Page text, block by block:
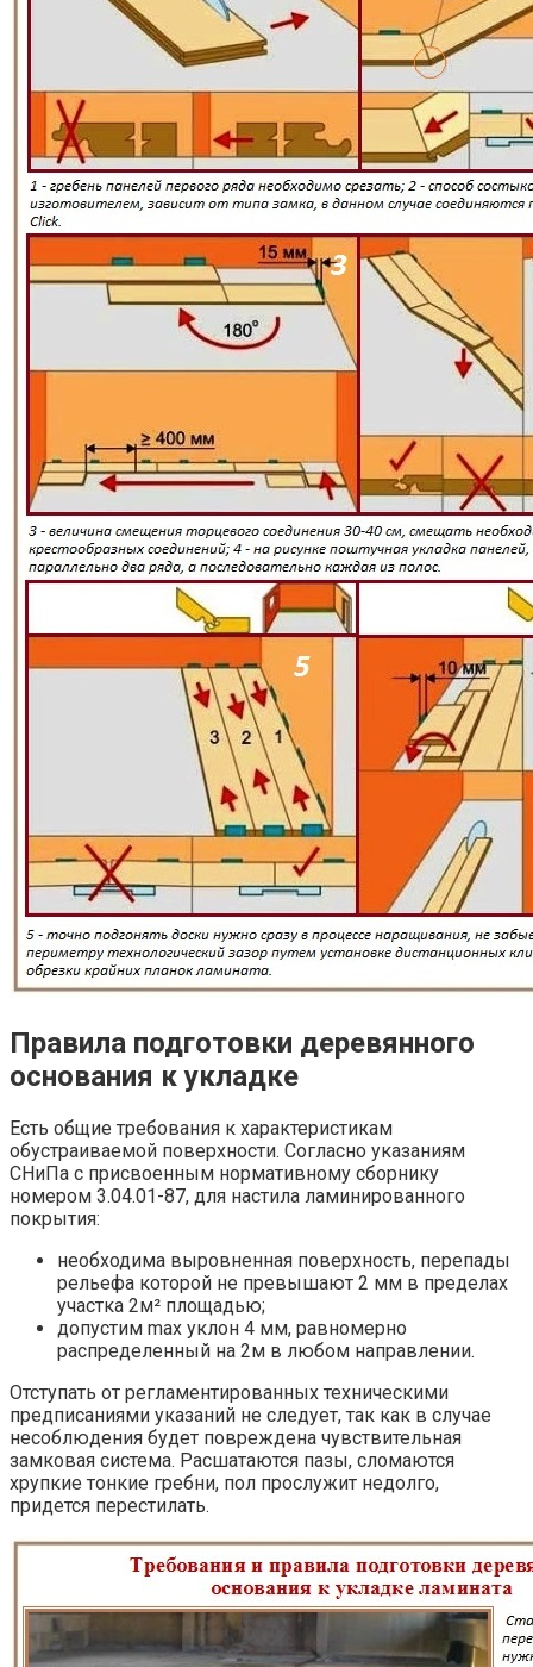
Правила подготовки деревянного
основания к укладке
Есть общие требования к характеристикам
обустраиваемой поверхности. Согласно указаниям
СНиПа с присвоенным нормативному сборнику
номером 3.04.01-87, для настила ламинированного
покрытия:
необходима выровненная поверхность, перепады
рельефа которой не превышают 2 мм в пределах
участка 2м² площадью;
допустим max уклон 4 мм, равномерно
распределенный на 2м в любом направлении.
Отступать от регламентированных техническими
предписаниями указаний не следует, так как в случае
несоблюдения будет повреждена чувствительная
замковая система. Расшатаются пазы, сломаются
хрупкие тонкие гребни, пол прослужит недолго,
придется перестилать.